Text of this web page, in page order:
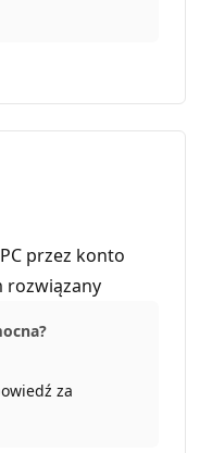
przez konto
rozwiązany
za